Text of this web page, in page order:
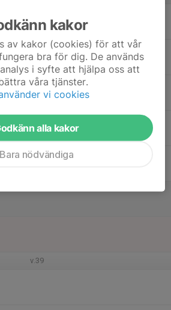
v.39
kakor
av kakor (cookies) för att vår
bra för dig. De används
i syfte att hjälpa oss att
våra tjänster.
vi cookies
alla kakor
Bara nödvändiga